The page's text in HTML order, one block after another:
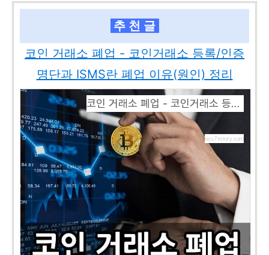
추 천 글
코인 거래소 폐업 - 코인거래소 등록/인증
명단과 ISMS란 폐업 이유(원인) 정리
코인 거래소 폐업 - 코인거래소 등록/인증 명단과 ISMS란 폐업 이유(원인) 정리
kiss7.tistory.com